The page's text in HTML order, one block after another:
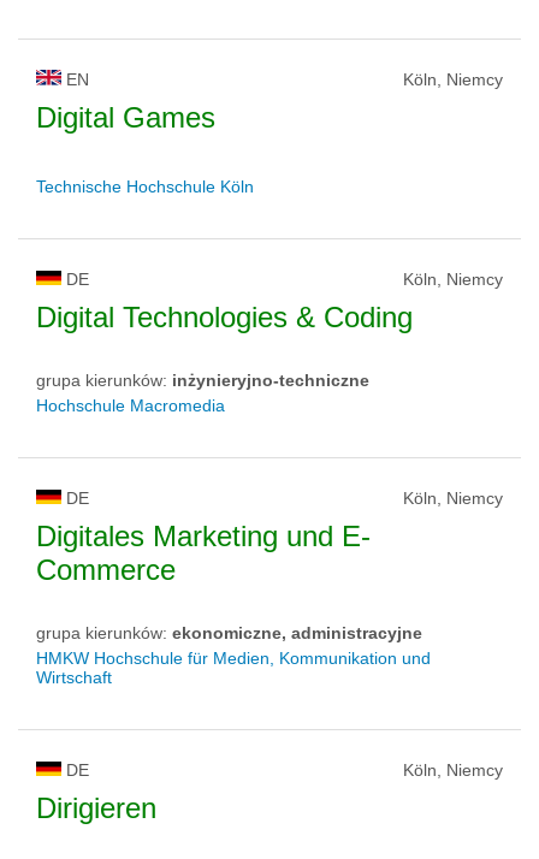
EN Köln, Niemcy
Digital Games
Technische Hochschule Köln
DE Köln, Niemcy
Digital Technologies & Coding
grupa kierunków: inżynieryjno-techniczne
Hochschule Macromedia
DE Köln, Niemcy
Digitales Marketing und E-
Commerce
grupa kierunków: ekonomiczne, administracyjne
HMKW Hochschule für Medien, Kommunikation und
Wirtschaft
DE Köln, Niemcy
Dirigieren